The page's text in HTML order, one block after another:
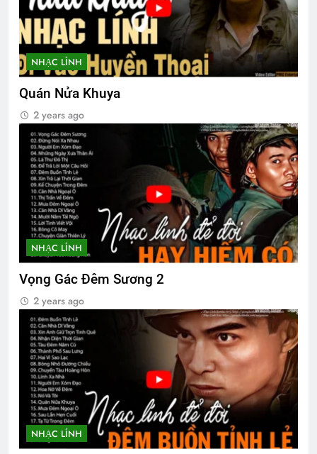
PHONG THƯ ĐỦ Ý (Lưu Hiểu Ba)
3 Years Ago
CHUYỆN TÌNH BƯỚM TRẮNG
Văn Thư 003/TH nhiệm kỳ 2024-2026
2 Years Ago
3 Years Ago 2 Years Ago
NHẠC LÍNH
Quán Nửa Khuya
2 years ago
NHẠC LÍNH
Vọng Gác Đêm Sương 2
2 years ago
NHẠC LÍNH